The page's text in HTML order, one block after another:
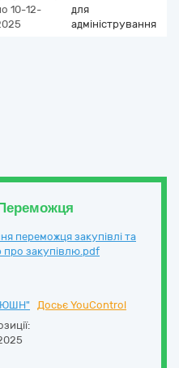
10-12-
для
адміністрування
переможця закупівлі та
про закупівлю.pdf
Досьє YouControl